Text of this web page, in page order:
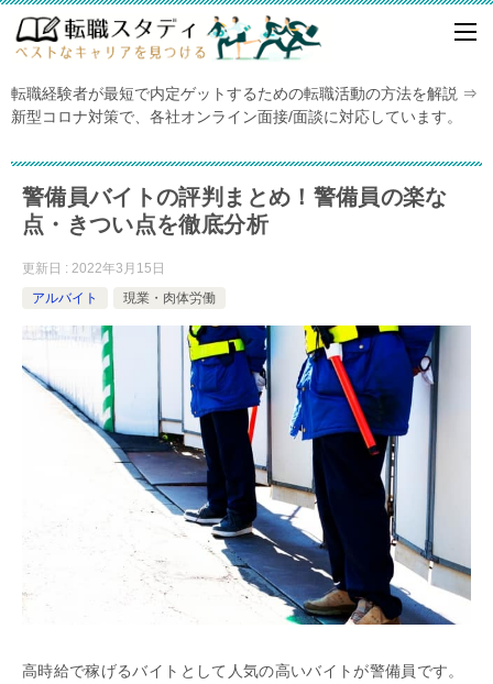
転職経験者が最短で内定ゲットするための転職活動の方法を解説 ⇒
新型コロナ対策で、各社オンライン面接/面談に対応しています。
警備員バイトの評判まとめ！警備員の楽な
点・きつい点を徹底分析
更新日 : 2022年3月15日
アルバイト
現業・肉体労働
高時給で稼げるバイトとして人気の高いバイトが警備員です。